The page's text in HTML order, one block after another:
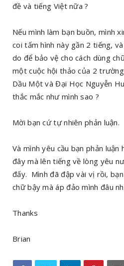
đề và tiếng Việt nữa ?
Nếu mình làm bạn buồn, mình
coi tấm hình này gần 2 tiếng,
do để bảo vệ cho cách dùng
một cuộc hội thảo của 2
Dầu Một và Đại Học Nguyễn
thắc mắc như mình sao ?
Mời bạn cứ tự nhiên phản luận.
Và mình yêu cầu bạn phản
đây mà lên tiếng về lòng yêu
đấy. Mình đã đập vài vị rồi,
chữ bậy mà áp đảo mình đâu
Thanks
Brian